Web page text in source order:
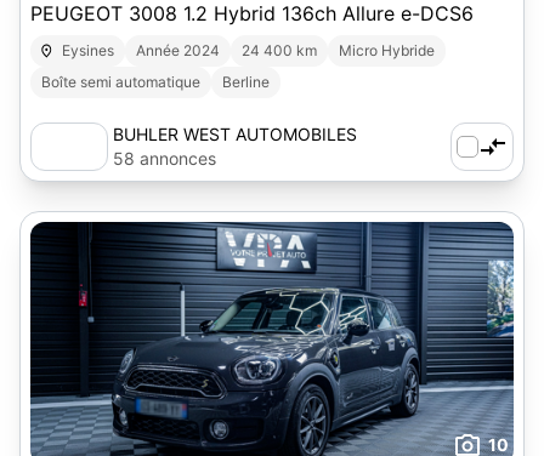
PEUGEOT 3008 1.2 Hybrid 136ch Allure e-DCS6
Eysines Année 2024 24 400 km
Micro Hybride
Boîte semi automatique
Berline
BUHLER WEST AUTOMOBILES
58 annonces
10